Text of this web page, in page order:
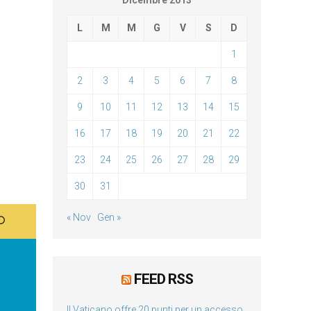
L M M G V S D
1
2 3 4 5 6 7 8
9 10 11 12 13 14 15
16 17 18 19 20 21 22
23 24 25 26 27 28 29
30 31
« Nov Gen »
FEED RSS